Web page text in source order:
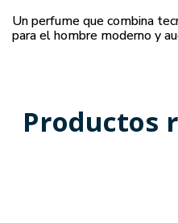
Un perfume que combina
para el hombre moderno y
Productos